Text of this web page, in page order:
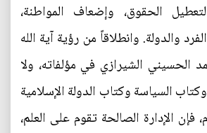
الحقوق، وإضعاف المواطنة،
والدولة. وانطلاقاً من رؤية آية الله
الحسيني الشيرازي في مؤلفاته، ولا
السياسة وكتاب الدولة الإسلامية
فإن الإدارة الصالحة تقوم على العلم،